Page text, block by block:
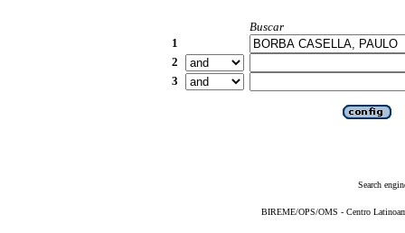
Buscar
1
2
3
Search
BIREME/OPS/OMS - Centro